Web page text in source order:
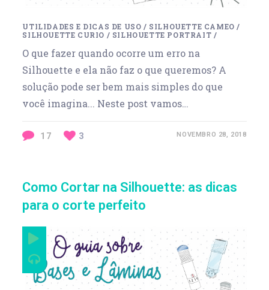
UTILIDADES E DICAS DE USO / SILHOUETTE CAMEO /
SILHOUETTE CURIO / SILHOUETTE PORTRAIT /
O que fazer quando ocorre um erro na
Silhouette e ela não faz o que queremos? A
solução pode ser bem mais simples do que
você imagina... Neste post vamos…
17 3 NOVEMBRO 28, 2018
Como Cortar na Silhouette: as dicas
para o corte perfeito